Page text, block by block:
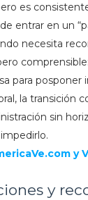
es
entrar en un
necesita
para posponer
la transición
sin
y
y